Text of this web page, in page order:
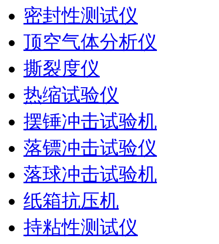
密封性测试仪
顶空气体分析仪
撕裂度仪
热缩试验仪
摆锤冲击试验机
落镖冲击试验仪
落球冲击试验机
纸箱抗压机
持粘性测试仪